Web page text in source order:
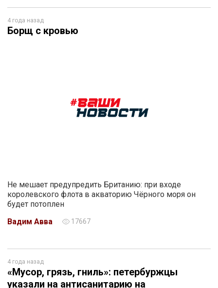
4 года назад
Борщ с кровью
Не мешает предупредить Британию: при входе
королевского флота в акваторию Чёрного моря он
будет потоплен
Вадим Авва
17667
4 года назад
«Мусор, грязь, гниль»: петербуржцы
указали на антисанитарию на